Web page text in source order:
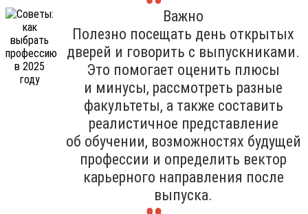
Важно
Полезно посещать день открытых
дверей и говорить с выпускниками.
Это помогает оценить плюсы
и минусы, рассмотреть разные
факультеты, а также составить
реалистичное представление
об обучении, возможностях будущей
профессии и определить вектор
карьерного направления после
выпуска.